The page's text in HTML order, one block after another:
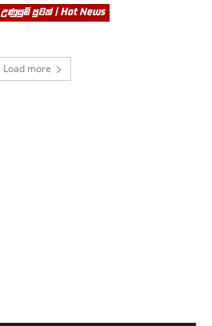
උණුසුම් පුවත් | Hot News
Load more